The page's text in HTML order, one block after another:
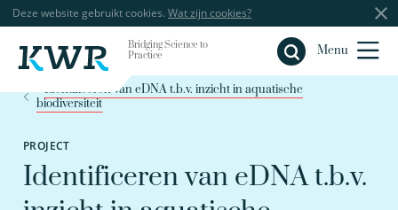
Deze website gebruikt cookies. Wat zijn cookies?
Bridging Science to
Practice
Menu
Sluiten
Identificeren van eDNA t.b.v. inzicht in aquatische
biodiversiteit
PROJECT
Identificeren van eDNA t.b.v.